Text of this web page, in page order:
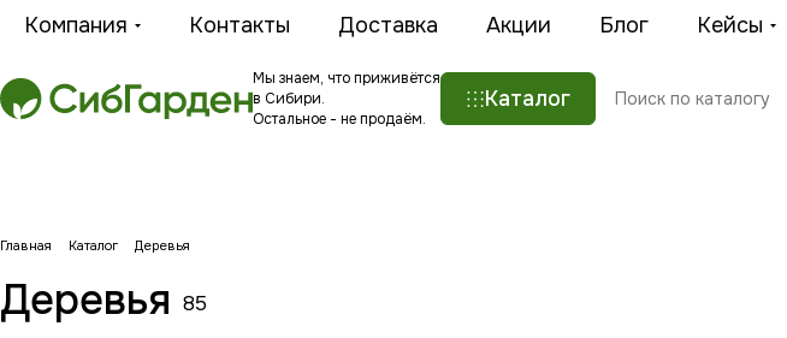
Компания Контакты Доставка Акции Блог Кейсы
Мы знаем, что приживётся
в Сибири.
Остальное - не продаём.
Каталог
Главная Каталог Деревья
Деревья 85
Яблоня декоративная
Берёза